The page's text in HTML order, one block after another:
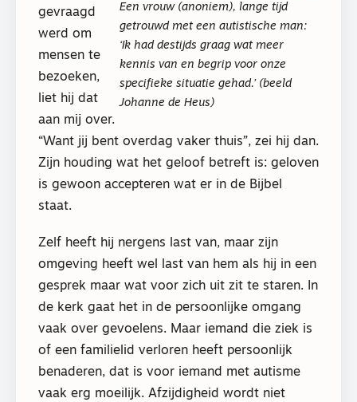
Een vrouw (anoniem), lange tijd
getrouwd met een autistische man:
‘Ik had destijds graag wat meer
kennis van en begrip voor onze
specifieke situatie gehad.’ (beeld
Johanne de Heus)
gevraagd
werd om
mensen te
bezoeken,
liet hij dat
aan mij over.
“Want jij bent overdag vaker thuis”, zei hij dan.
Zijn houding wat het geloof betreft is: geloven
is gewoon accepteren wat er in de Bijbel
staat.
Zelf heeft hij nergens last van, maar zijn
omgeving heeft wel last van hem als hij in een
gesprek maar wat voor zich uit zit te staren. In
de kerk gaat het in de persoonlijke omgang
vaak over gevoelens. Maar iemand die ziek is
of een familielid verloren heeft persoonlijk
benaderen, dat is voor iemand met autisme
vaak erg moeilijk. Afzijdigheid wordt niet